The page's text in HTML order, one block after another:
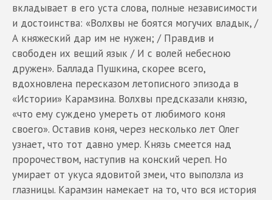
вкладывает в его уста слова, полные независимости
и достоинства: «Волхвы не боятся могучих владык, /
А княжеский дар им не нужен; / Правдив и
свободен их вещий язык / И с волей небесною
дружен». Баллада Пушкина, скорее всего,
вдохновлена пересказом летописного эпизода в
«Истории» Карамзина. Волхвы предсказали князю,
«что ему суждено умереть от любимого коня
своего». Оставив коня, через несколько лет Олег
узнает, что тот давно умер. Князь смеется над
пророчеством, наступив на конский череп. Но
умирает от укуса ядовитой змеи, что выползла из
глазницы. Карамзин намекает на то, что вся история